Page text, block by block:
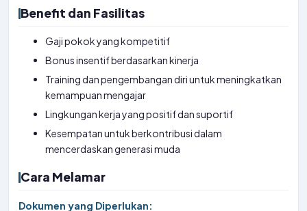
Benefit dan Fasilitas
Gaji pokok yang kompetitif
Bonus insentif berdasarkan kinerja
Training dan pengembangan diri untuk meningkatkan
kemampuan mengajar
Lingkungan kerja yang positif dan suportif
Kesempatan untuk berkontribusi dalam
mencerdaskan generasi muda
Cara Melamar
Dokumen yang Diperlukan: